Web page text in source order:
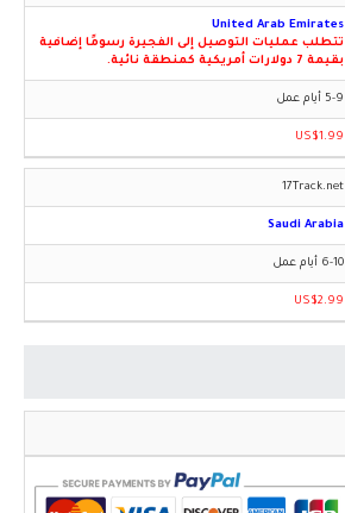
United Arab Emirates
تتطلب عمليات التوصيل إلى الفجيرة رسومًا إضافية
بقيمة 7 دولارات أمريكية كمنطقة نائية.
5-9 أيام عمل
US$1.99
17Track.net
Saudi Arabia
6-10 أيام عمل
US$2.99